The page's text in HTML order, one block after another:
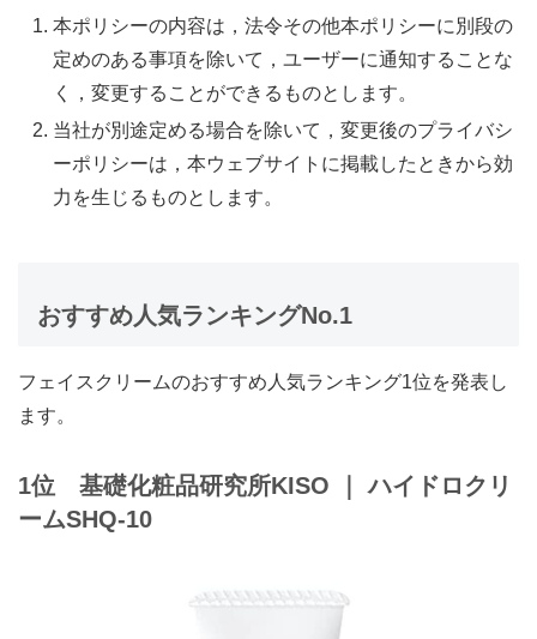
本ポリシーの内容は，法令その他本ポリシーに別段の
定めのある事項を除いて，ユーザーに通知することな
く，変更することができるものとします。
当社が別途定める場合を除いて，変更後のプライバシ
ーポリシーは，本ウェブサイトに掲載したときから効
力を生じるものとします。
おすすめ人気ランキングNo.1
フェイスクリームのおすすめ人気ランキング1位を発表し
ます。
1位 基礎化粧品研究所KISO ｜ハイドロクリ
ームSHQ-10